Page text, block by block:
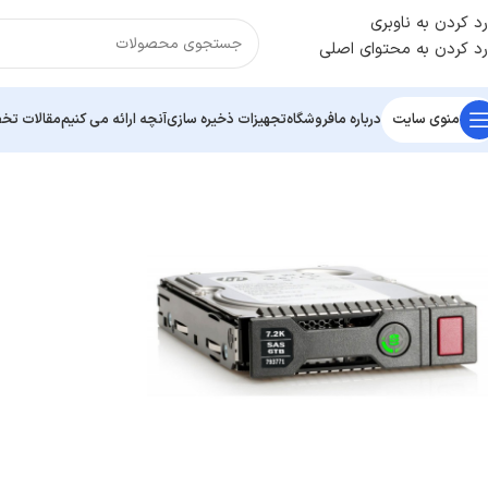
رد کردن به ناوبری
رد کردن به محتوای اصلی
منوی سایت درباره مافروشگاهتجهیزات ذخیره سازیآنچه ارائه می کنیممقالات